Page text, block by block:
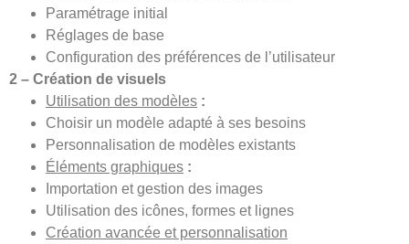
Paramétrage initial
Réglages de base
Configuration des préférences de l’utilisateur
2 – Création de visuels
Utilisation des modèles :
Choisir un modèle adapté à ses besoins
Personnalisation de modèles existants
Éléments graphiques :
Importation et gestion des images
Utilisation des icônes, formes et lignes
Création avancée et personnalisation